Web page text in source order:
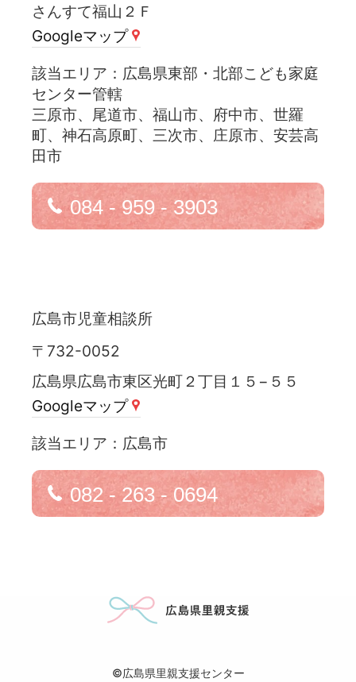
さんすて福山２Ｆ
Googleマップ
広島県東部・北部こども家庭
センター管轄
三原市、尾道市、福山市、府中市、世羅
町、神石高原町、三次市、庄原市、安芸高
田市
084 - 959 - 3903
広島市児童相談所
〒732-0052
広島県広島市東区光町２丁目１５−５５
Googleマップ
広島市
082 - 263 - 0694
©広島県里親支援センター